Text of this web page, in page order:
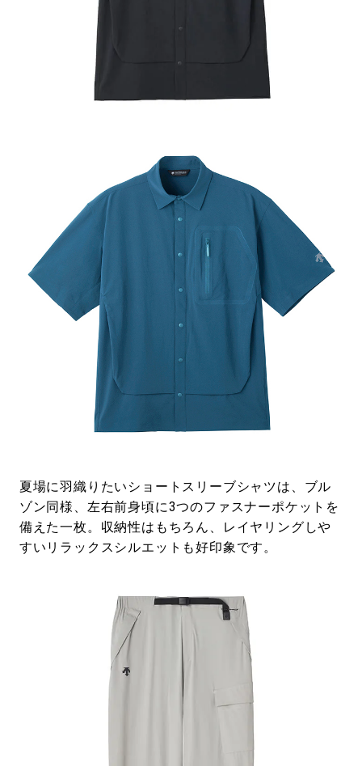
夏場に羽織りたいショートスリーブシャツは、ブル
ゾン同様、左右前身頃に3つのファスナーポケットを
備えた一枚。収納性はもちろん、レイヤリングしや
すいリラックスシルエットも好印象です。